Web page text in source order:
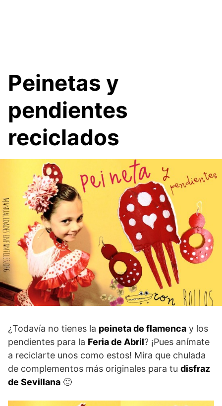
Peinetas y
pendientes
reciclados
¿Todavía no tienes la peineta de flamenca y los
pendientes para la Feria de Abril? ¡Pues anímate
a reciclarte unos como estos! Mira que chulada
de complementos más originales para tu disfraz
de Sevillana 🙂